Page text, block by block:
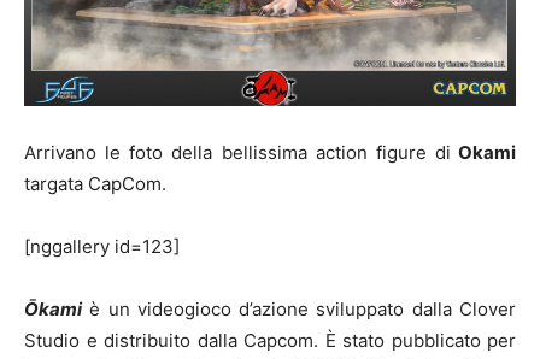
Arrivano le foto della bellissima action figure di Okami
targata CapCom.
[nggallery id=123]
Ōkamiè un videogioco d’azione sviluppato dalla Clover
Studio e distribuito dalla Capcom. È stato pubblicato per